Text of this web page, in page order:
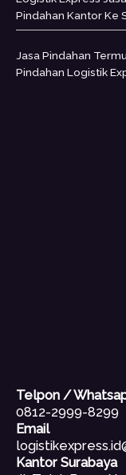
Pindahan Kantor Ke
Jasa Pindahan
Pindahan Logistik
Telpon /
0812-2999-8299
Email
Kantor Surabaya